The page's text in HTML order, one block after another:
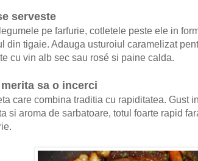
serveste
pe farfurie, cotletele peste ele in
din tigaie. Adauga usturoiul caramelizat
cu vin alb sec sau rosé si paine calda.
merita sa o incerci
care combina traditia cu rapiditatea. Gust
si aroma de sarbatoare, totul foarte rapid